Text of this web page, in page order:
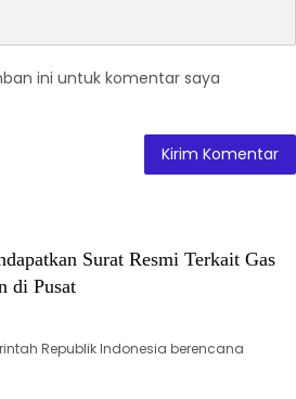
ini untuk komentar saya
Surat Resmi Terkait Gas
di Pusat
Republik Indonesia berencana